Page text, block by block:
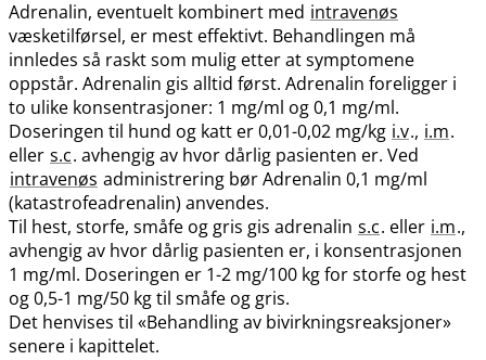
Adrenalin, eventuelt kombinert med intravenøs
væsketilførsel, er mest effektivt. Behandlingen må
innledes så raskt som mulig etter at symptomene
oppstår. Adrenalin gis alltid først. Adrenalin foreligger i
to ulike konsentrasjoner: 1 mg/ml og 0,1 mg​/​ml.
Doseringen til hund og katt er 0,01-0,02 mg/kg i.v., i.m.
eller s.c. avhengig av hvor dårlig pasienten er. Ved
intravenøs administrering bør Adrenalin 0,1 mg/ml
(katastrofeadrenalin) anvendes.
Til hest, storfe, småfe og gris gis adrenalin s.c. eller i.m.,
avhengig av hvor dårlig pasienten er, i konsentrasjonen
1 mg​/​ml. Doseringen er 1-2 mg/100 kg for storfe og hest
og 0,5-1 mg/50 kg til småfe og gris.
Det henvises til «Behandling av bivirkningsreaksjoner»
senere i kapittelet.